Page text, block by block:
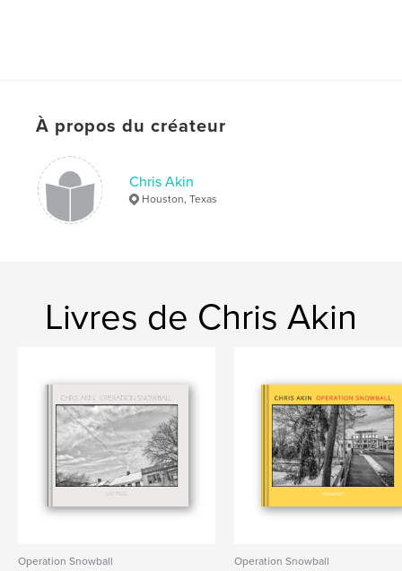
À propos du créateur
Chris Akin
Houston, Texas
Livres de Chris Akin
Operation Snowball
Operation Snowball